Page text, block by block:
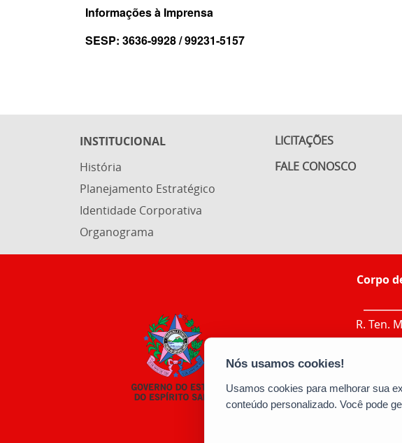
Informações à Imprensa
SESP: 3636-9928 / 99231-5157
INSTITUCIONAL
História
Planejamento Estratégico
Identidade Corporativa
Organograma
LICITAÇÕES
FALE CONOSCO
Corpo
R. Ten.
Usamos cookies para melhorar sua
conteúdo personalizado. Você pode